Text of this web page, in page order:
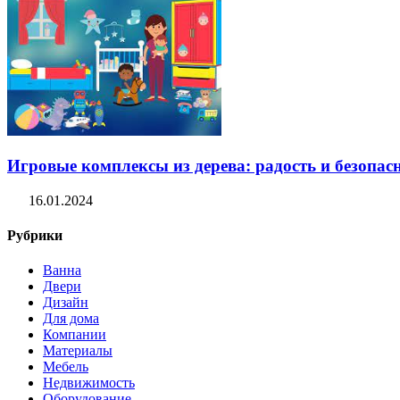
Игровые комплексы из дерева: радость и
16.01.2024
Рубрики
Ванна
Двери
Дизайн
Для дома
Компании
Материалы
Мебель
Недвижимость